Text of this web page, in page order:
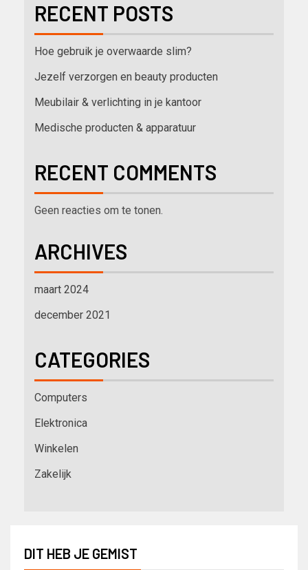
RECENT POSTS
Hoe gebruik je overwaarde slim?
Jezelf verzorgen en beauty producten
Meubilair & verlichting in je kantoor
Medische producten & apparatuur
RECENT COMMENTS
Geen reacties om te tonen.
ARCHIVES
maart 2024
december 2021
CATEGORIES
Computers
Elektronica
Winkelen
Zakelijk
DIT HEB JE GEMIST